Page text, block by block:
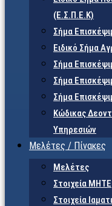
(Ε.Σ.Π.Ε.Κ)
Σήμα
Ειδικό Σήμα
Σήμα
Σήμα
Σήμα
Κώδικας
Υπηρεσιών
Μελέτες / Πίνακες
Μελέτες
Στοιχεία ΜΗΤΕ
Στοιχεία